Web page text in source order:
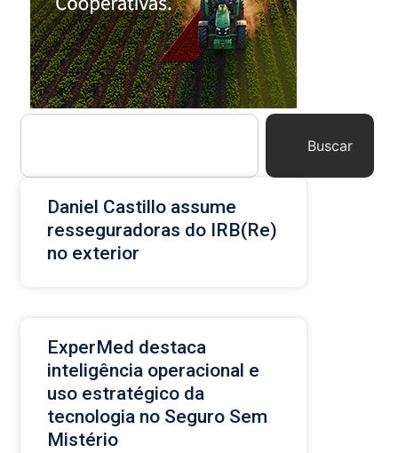
Buscar
Daniel Castillo assume
resseguradoras do IRB(Re)
no exterior
ExperMed destaca
inteligência operacional e
uso estratégico da
tecnologia no Seguro Sem
Mistério